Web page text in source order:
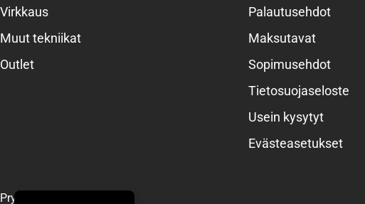
Virkkaus
Muut tekniikat
Outlet
Palautusehdot
Maksutavat
Sopimusehdot
Tietosuojaseloste
Usein kysytyt
Evästeasetukset
Prym